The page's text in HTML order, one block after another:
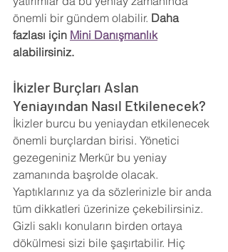
önemli bir gündem olabilir. Daha
fazlası için Mini Danışmanlık
alabilirsiniz.
İkizler Burçları Aslan
Yeniayından Nasıl Etkilenecek?
İkizler burcu bu yeniaydan etkilenecek
önemli burçlardan birisi. Yönetici
gezegeniniz Merkür bu yeniay
zamanında başrolde olacak.
Yaptıklarınız ya da sözlerinizle bir anda
tüm dikkatleri üzerinize çekebilirsiniz.
Gizli saklı konuların birden ortaya
dökülmesi sizi bile şaşırtabilir. Hiç